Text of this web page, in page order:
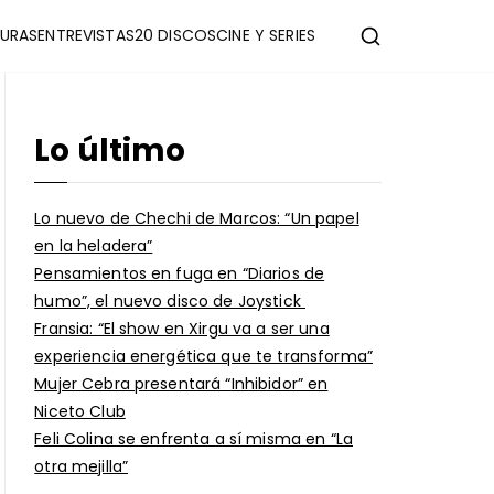
ENTREVISTAS20 DISCOSCINE Y SERIES
Lo último
Lo nuevo de Chechi de Marcos: “Un papel
en la heladera”
Pensamientos en fuga en “Diarios de
humo”, el nuevo disco de Joystick
Fransia: “El show en Xirgu va a ser una
experiencia energética que te transforma”
Mujer Cebra presentará “Inhibidor” en
Niceto Club
Feli Colina se enfrenta a sí misma en “La
otra mejilla”